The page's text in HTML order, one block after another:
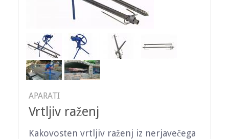
APARATI
Vrtljiv raženj
Kakovosten vrtljiv raženj iz nerjavečega